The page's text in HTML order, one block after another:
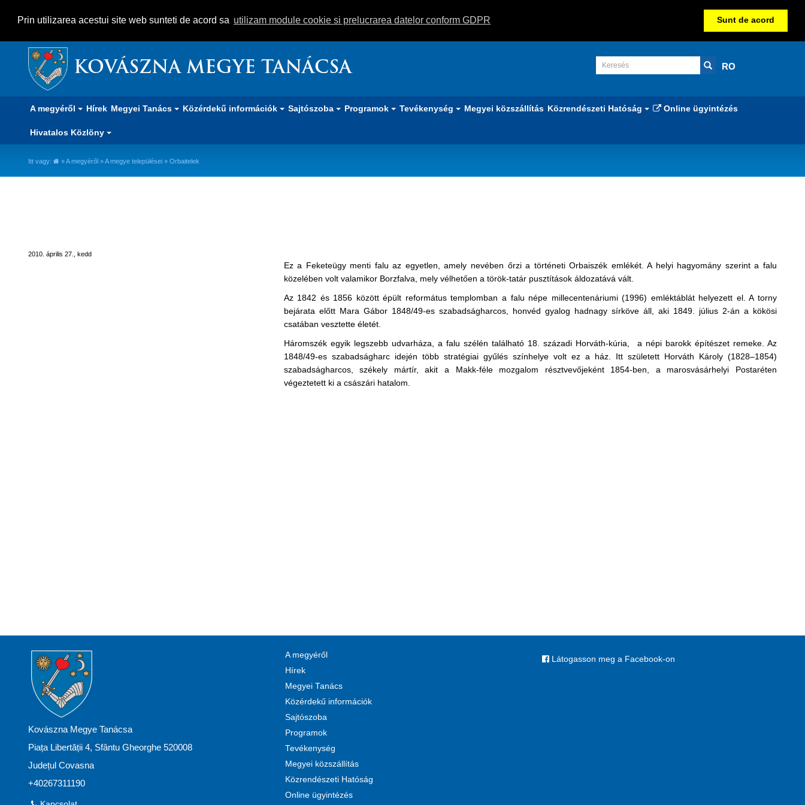
Prin utilizarea acestui site web sunteti de acord sa utilizam module cookie si prelucrarea datelor conform GDPR Sunt de acord
KOVÁSZNA MEGYE TANÁCSA RO
A megyéről Hírek Megyei Tanács Közérdekű információk Sajtószoba Programok Tevékenység Megyei közszállítás Közrendészeti Hatóság Online ügyintézés
Hivatalos Közlöny
Itt vagy: »A megyéről »A megye települései » Orbaitelek
2010. április 27., kedd
Ez a Feketeügy menti falu az egyetlen, amely nevében őrzi a történeti Orbaiszék emlékét. A helyi hagyomány szerint a falu
közelében volt valamikor Borzfalva, mely vélhetően a török-tatár pusztítások áldozatává vált.
Az 1842 és 1856 között épült református templomban a falu népe millecentenáriumi (1996) emléktáblát helyezett el. A torny
bejárata előtt Mara Gábor 1848/49-es szabadságharcos, honvéd gyalog hadnagy sírköve áll, aki 1849. július 2-án a kökösi
csatában vesztette életét.
Háromszék egyik legszebb udvarháza, a falu szélén található 18. századi Horváth-kúria, a népi barokk építészet remeke. Az
1848/49-es szabadságharc idején több stratégiai gyűlés színhelye volt ez a ház. Itt született Horváth Károly (1828–1854)
szabadságharcos, székely mártír, akit a Makk-féle mozgalom résztvevőjeként 1854-ben, a marosvásárhelyi Postaréten
végeztetett ki a császári hatalom.
Kovászna Megye Tanácsa
Piața Libertății 4, Sfântu Gheorghe 520008
Județul Covasna
+40267311190
A megyéről
Hírek
Megyei Tanács
Közérdekű információk
Sajtószoba
Programok
Tevékenység
Megyei közszállítás
Közrendészeti Hatóság
Online ügyintézés
Látogasson meg a Facebook-on